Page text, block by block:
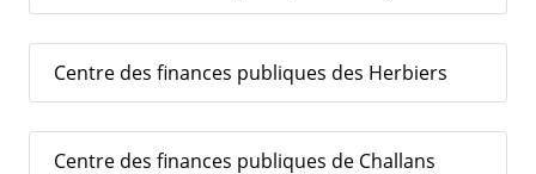
Centre des finances publiques des Herbiers
Centre des finances publiques de Challans